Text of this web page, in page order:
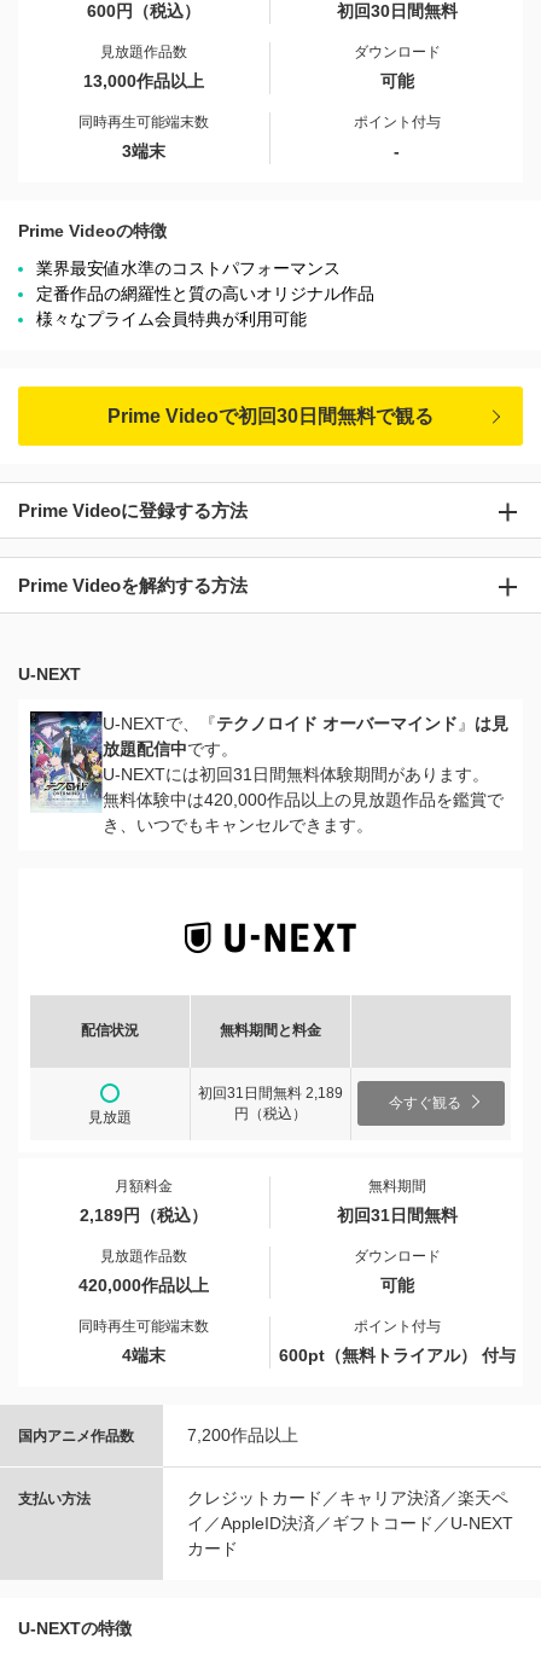
600円（税込） 初回30日間無料
見放題作品数
13,000作品以上
ダウンロード
可能
同時再生可能端末数
3端末
ポイント付与
-
Prime Videoの特徴
業界最安値水準のコストパフォーマンス
定番作品の網羅性と質の高いオリジナル作品
様々なプライム会員特典が利用可能
Prime Videoで初回30日間無料で観る
Prime Videoに登録する方法
Prime Videoを解約する方法
U-NEXT
U-NEXTで、『テクノロイド オーバーマインド 』 は見
放題配信中です。
U-NEXTには初回31日間無料体験期間があります。
無料体験中は420,000作品以上の見放題作品を鑑賞で
き、いつでもキャンセルできます。
配信状況 無料期間と料金
見放題
初回31日間無料 2,189
円（税込）
今すぐ観る
月額料金
2,189円（税込）
無料期間
初回31日間無料
見放題作品数
420,000作品以上
ダウンロード
可能
同時再生可能端末数
4端末
ポイント付与
600pt（無料トライアル） 付与
国内アニメ作品数 7,200作品以上
支払い方法
クレジットカード／キャリア決済／楽天ペ
イ／AppleID決済／ギフトコード／U-NEXT
カード
U-NEXTの特徴